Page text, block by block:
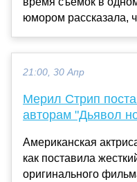
юмором рассказала,
21:00, 30 Апр
Мерил Стрип
авторам "Дьявол
Американская
как поставила
оригинального